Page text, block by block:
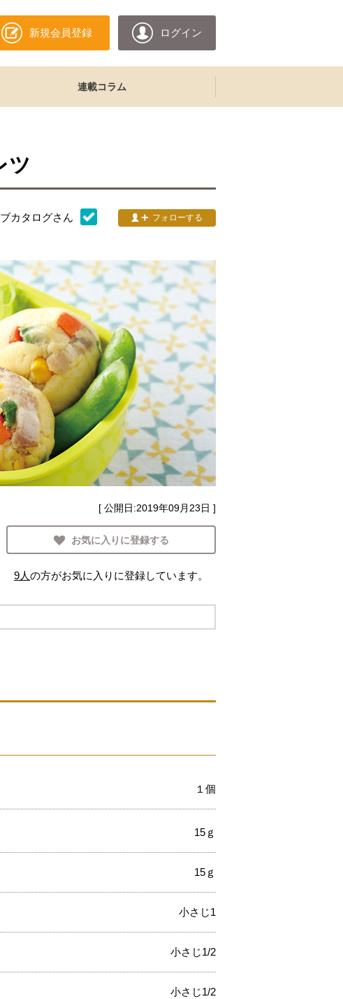
新規会員登録 ログイン
連載コラム
ツ
カタログさん フォローする
[ 公開日:2019年09月23日 ]
お気に入りに登録する
9人の方がお気に入りに登録しています。
１個
15ｇ
15ｇ
小さじ1
小さじ1/2
小さじ1/2